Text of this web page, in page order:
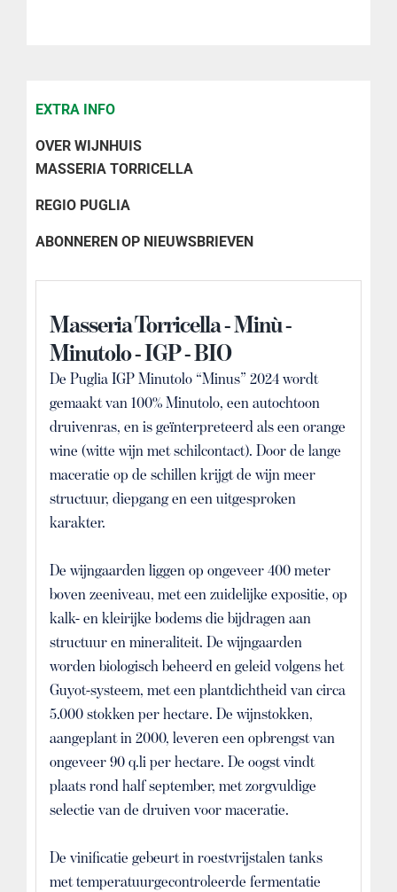
EXTRA INFO
OVER WIJNHUIS
MASSERIA TORRICELLA
REGIO PUGLIA
ABONNEREN OP NIEUWSBRIEVEN
Masseria Torricella - Minù -
Minutolo - IGP - BIO
De Puglia IGP Minutolo “Minus” 2024 wordt
gemaakt van 100% Minutolo, een autochtoon
druivenras, en is geïnterpreteerd als een orange
wine (witte wijn met schilcontact). Door de lange
maceratie op de schillen krijgt de wijn meer
structuur, diepgang en een uitgesproken
karakter.
De wijngaarden liggen op ongeveer 400 meter
boven zeeniveau, met een zuidelijke expositie, op
kalk- en kleirijke bodems die bijdragen aan
structuur en mineraliteit. De wijngaarden
worden biologisch beheerd en geleid volgens het
Guyot-systeem, met een plantdichtheid van circa
5.000 stokken per hectare. De wijnstokken,
aangeplant in 2000, leveren een opbrengst van
ongeveer 90 q.li per hectare. De oogst vindt
plaats rond half september, met zorgvuldige
selectie van de druiven voor maceratie.
De vinificatie gebeurt in roestvrijstalen tanks
met temperatuurgecontroleerde fermentatie